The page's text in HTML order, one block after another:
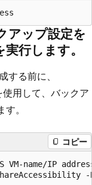
アップ設定を
行します。
する前に、
使用して、バックア
。
コピー
VM-name/IP